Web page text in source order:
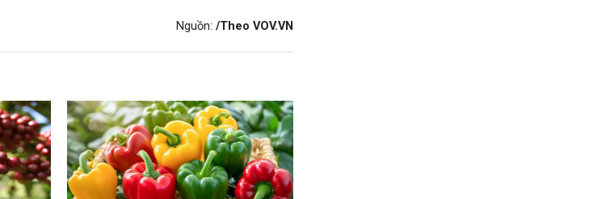
Nguồn: /Theo VOV.VN